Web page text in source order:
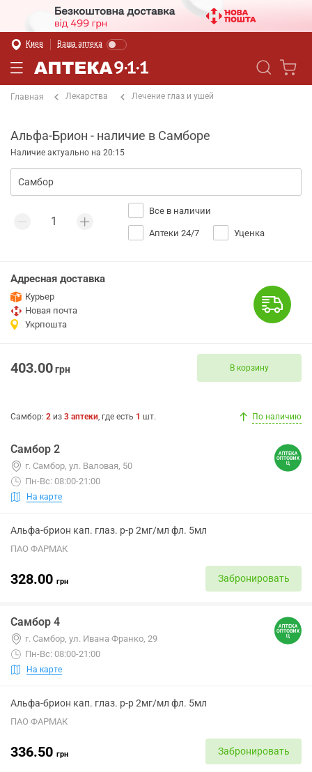
Киев Ваша аптека
Главная Лекарства Лечение глаз и ушей
Альфа-Брион - наличие в Самборе
Наличие актуально на 20:15
Все в наличии
Аптеки 24/7 Уценка
Адресная доставка
Курьер
Новая почта
Укрпошта
403.00грн В корзину
Самбор: 2 из 3 аптеки, где есть 1 шт. По наличию
Самбор 2
г. Самбор, ул. Валовая, 50
Пн-Вс: 08:00-21:00
На карте
Альфа-брион кап. глаз. р-р 2мг/мл фл. 5мл
ПАО ФАРМАК
328.00 грн Забронировать
Самбор 4
г. Самбор, ул. Ивана Франко, 29
Пн-Вс: 08:00-21:00
На карте
Альфа-брион кап. глаз. р-р 2мг/мл фл. 5мл
ПАО ФАРМАК
336.50 грн Забронировать